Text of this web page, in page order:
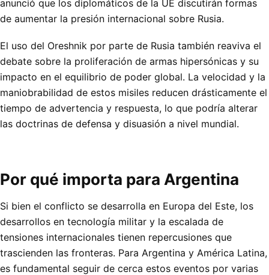
anunció que los diplomáticos de la UE discutirán formas
de aumentar la presión internacional sobre Rusia.
El uso del Oreshnik por parte de Rusia también reaviva el
debate sobre la proliferación de armas hipersónicas y su
impacto en el equilibrio de poder global. La velocidad y la
maniobrabilidad de estos misiles reducen drásticamente el
tiempo de advertencia y respuesta, lo que podría alterar
las doctrinas de defensa y disuasión a nivel mundial.
Por qué importa para Argentina
Si bien el conflicto se desarrolla en Europa del Este, los
desarrollos en tecnología militar y la escalada de
tensiones internacionales tienen repercusiones que
trascienden las fronteras. Para Argentina y América Latina,
es fundamental seguir de cerca estos eventos por varias